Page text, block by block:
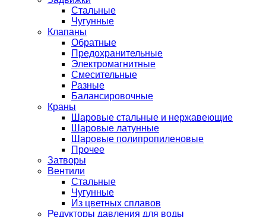
Стальные
Чугунные
Клапаны
Обратные
Предохранительные
Электромагнитные
Смесительные
Разные
Балансировочные
Краны
Шаровые стальные и нержавеющие
Шаровые латунные
Шаровые полипропиленовые
Прочее
Затворы
Вентили
Стальные
Чугунные
Из цветных сплавов
Редукторы давления для воды